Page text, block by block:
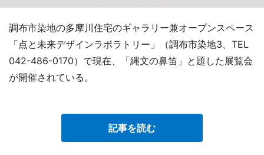
調布市染地の多摩川住宅のギャラリー兼オープンスペース
「点と未来デザインラボラトリー」（調布市染地3、TEL
042-486-0170）で現在、「縄文の鼻笛」と題した展覧会
が開催されている。
記事を読む